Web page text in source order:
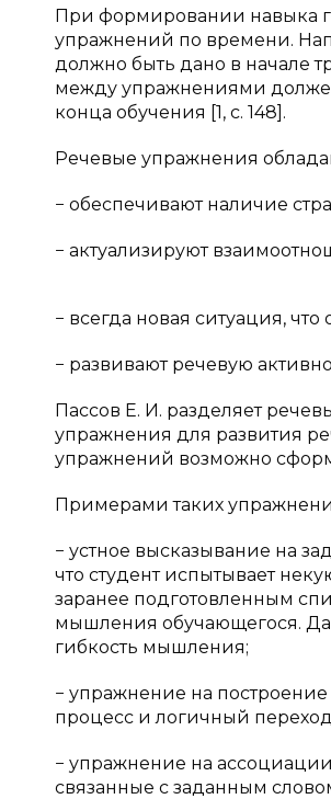
При формировании навыка
упражнений по времени.
должно быть дано в начале
между упражнениями
конца обучения [1, c. 148].
Речевые упражнения
− обеспечивают наличие
− актуализируют
− всегда новая ситуация,
− развивают речевую
Пассов Е. И. разделяет
упражнения для развития
упражнений возможно
Примерами таких
− устное высказывание на
что студент испытывает
заранее подготовленным
мышления обучающегося.
гибкость мышления;
− упражнение на
процесс и логичный
− упражнение на
связанные с заданным